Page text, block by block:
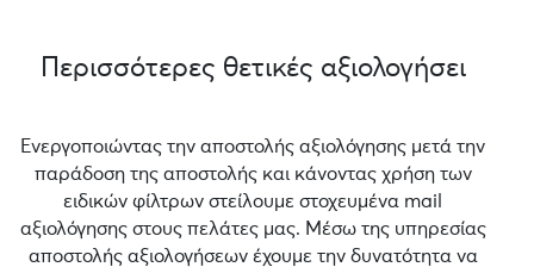
Περισσότερες θετικές αξιολογήσει
Ενεργοποιώντας την αποστολής αξιολόγησης μετά την
παράδοση της αποστολής και κάνοντας χρήση των
ειδικών φίλτρων στείλουμε στοχευμένα mail
αξιολόγησης στους πελάτες μας. Μέσω της υπηρεσίας
αποστολής αξιολογήσεων έχουμε την δυνατότητα να